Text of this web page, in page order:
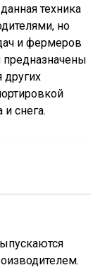
техника
но
и фермеров
предназначены
других
и снега.